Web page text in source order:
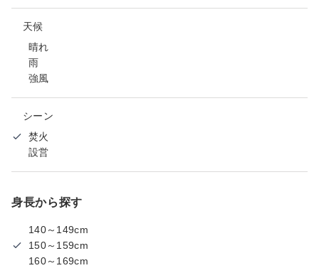
天候
晴れ
雨
強風
シーン
焚火
設営
身長から探す
140～149cm
150～159cm
160～169cm